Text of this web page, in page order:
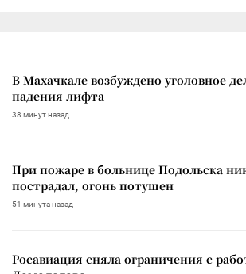
В Махачкале возбуждено уголовное
падения лифта
38 минут назад
При пожаре в больнице Подольска
пострадал, огонь потушен
51 минута назад
Росавиация сняла ограничения с